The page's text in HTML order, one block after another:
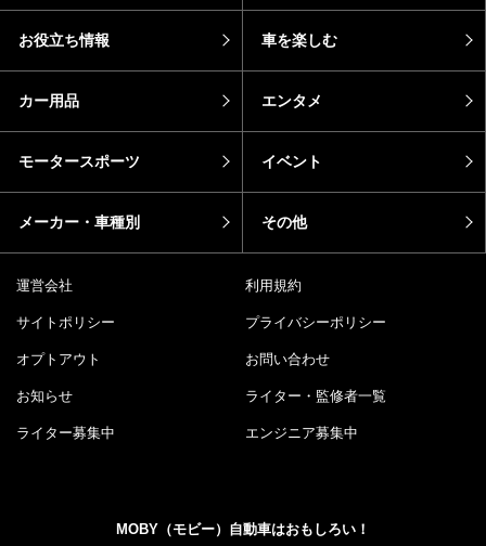
お役立ち情報 車を楽しむ
カー用品 エンタメ
モータースポーツ イベント
メーカー・車種別 その他
運営会社 利用規約
サイトポリシー プライバシーポリシー
オプトアウト お問い合わせ
お知らせ ライター・監修者一覧
ライター募集中 エンジニア募集中
MOBY（モビー）自動車はおもしろい！